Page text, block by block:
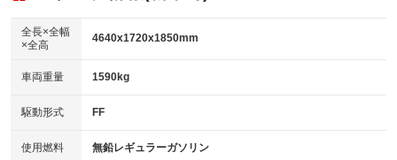
：装備なし
パワーウィンドウ
アイドリングストップ
：装備なし
USB入力端子
：装備なし
100V電源
：装備なし
：装備あり
革シート
キーレス
HID(キセノンライト)
：装備あり
バックカメラ
：装備あり
全長×全幅
×全高
4640x1720x1850mm
車両重量 1590kg
駆動形式 FF
使用燃料 無鉛レギュラーガソリン